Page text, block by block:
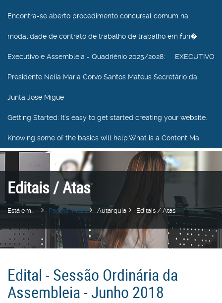
Encontra-se aberto procedimento concursal comum na
modalidade de contrato de trabalho de trabalho em fun�
Executivo e Assembleia - Quadriénio 2025/2028: EXECUTIVO
Presidente Nelia Maria Corvo Santos Mateus Secretário da
Junta José Migue
Getting Started: It's easy to get started creating your website.
Knowing some of the basics will help.What is a Content Ma
Editais / Atas
Está em... Pagina Inicial Autarquia Editais / Atas
Edital - Sessão Ordinária da
Assembleia - Junho 2018